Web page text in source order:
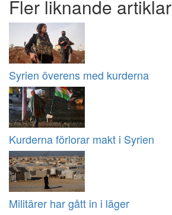
Fler liknande artiklar
Syrien överens med kurderna
Kurderna förlorar makt i Syrien
Militärer har gått in i läger